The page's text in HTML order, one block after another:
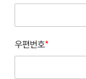
우편번호*